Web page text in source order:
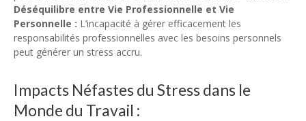
Déséquilibre entre Vie Professionnelle et Vie
Personnelle : L’incapacité à gérer efficacement les
responsabilités professionnelles avec les besoins personnels
peut générer un stress accru.
Impacts Néfastes du Stress dans le
Monde du Travail :